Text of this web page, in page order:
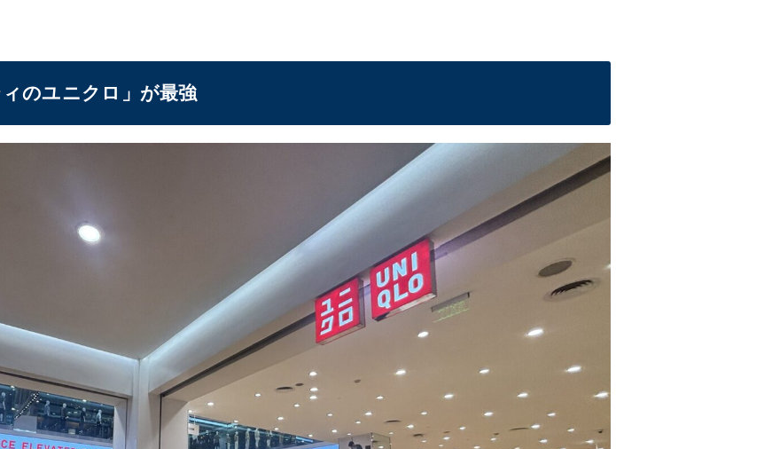
のユニクロ」が最強